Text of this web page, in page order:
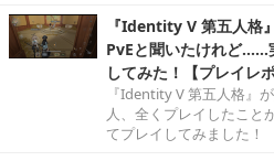
『Identity V 第五人格
PvEと聞いたけれど……
してみた！【プレイレポ
『Identity V 第五人格』
人、全くプレイしたこと
てプレイしてみました！